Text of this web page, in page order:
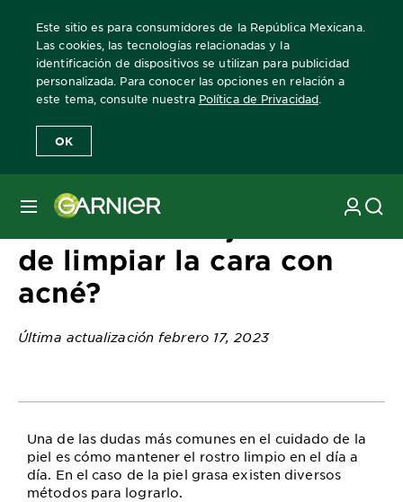
Este sitio es para consumidores de la República Mexicana.
Las cookies, las tecnologías relacionadas y la
identificación de dispositivos se utilizan para publicidad
personalizada. Para conocer las opciones en relación a
este tema, consulte nuestra Política de Privacidad
OK
MENÚ
Home Revista Garnier Consejos sobre el cuidado de la piel
¿Cuál es la mejor forma
de limpiar la cara con
acné?
Última actualización febrero 17, 2023
Una de las dudas más comunes en el cuidado de la
piel es cómo mantener el rostro limpio en el día a
día. En el caso de la piel grasa existen diversos
métodos para lograrlo.